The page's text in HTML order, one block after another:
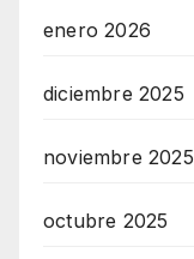
enero 2026
diciembre 2025
noviembre 2025
octubre 2025